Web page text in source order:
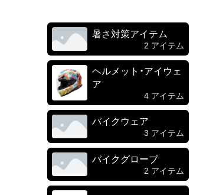
暑さ対策アイテム
2 アイテム
ヘルメット・アイウェ
ア
4 アイテム
バイクウェア
3 アイテム
バイクグローブ
2 アイテム